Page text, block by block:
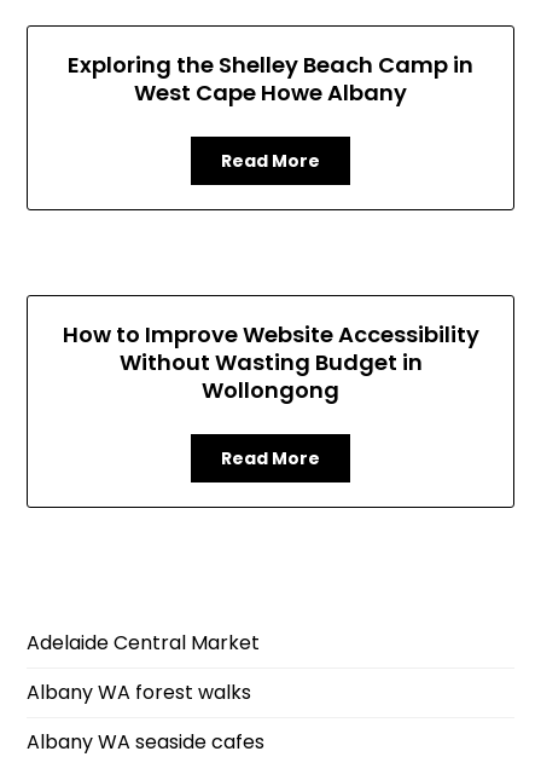
Exploring the Shelley Beach Camp in
West Cape Howe Albany
Read More
How to Improve Website Accessibility
Without Wasting Budget in
Wollongong
Read More
Adelaide Central Market
Albany WA forest walks
Albany WA seaside cafes